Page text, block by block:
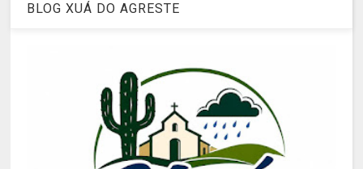
BLOG XUÁ DO AGRESTE